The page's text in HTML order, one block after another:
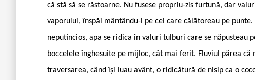
că stă să se răstoarne. Nu fusese propriu-zis furtună, dar
vaporului, înspăi ­mântându-i pe cei care călătoreau pe
neputincios, apa se ridica în valuri tulburi care se năpusteau
boccelele înghesuite pe mijloc, cât mai ferit. Fluviul părea
traversarea, când își luau avânt, o ridicătură de nisip ca o